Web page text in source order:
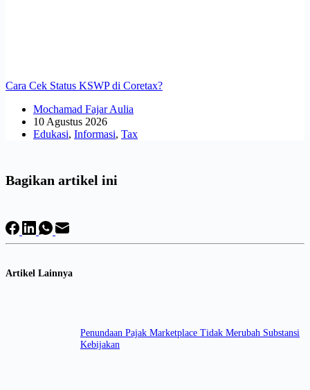
Cara Cek Status KSWP di Coretax?
Mochamad Fajar Aulia
10 Agustus 2026
Edukasi, Informasi, Tax
Bagikan artikel ini
Artikel Lainnya
Penundaan Pajak Marketplace Tidak Merubah Substansi
Kebijakan